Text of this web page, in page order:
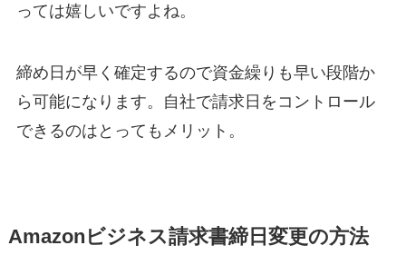
っては嬉しいですよね。
締め日が早く確定するので資金繰りも早い段階か
ら可能になります。自社で請求日をコントロール
できるのはとってもメリット。
Amazonビジネス請求書締日変更の方法